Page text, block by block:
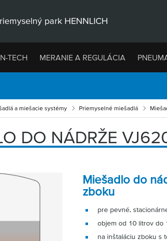
park HENNLICH
TECH MERANIE A REGULÁCIA
a miešacie systémy Priemyselné miešadlá
DO NÁDRŽE
Miešadlo do
zboku
pre pevné,
objem od 10 litrov do
na inštaláciu zboku s